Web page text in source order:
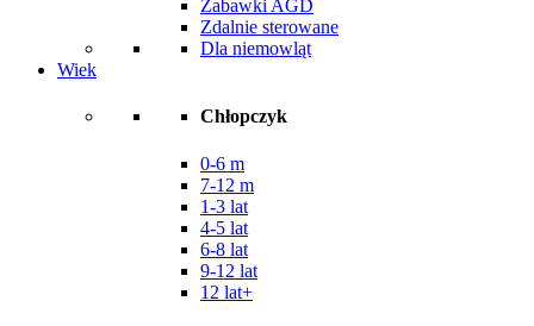
Zabawki AGD
Zdalnie sterowane
Dla niemowląt
Wiek
Chłopczyk
0-6 m
7-12 m
1-3 lat
4-5 lat
6-8 lat
9-12 lat
12 lat+